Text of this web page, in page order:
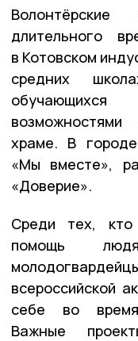
длительного
в Котовском
средних
возможностями
храме. В
«Мы вместе»,
«Доверие».
Среди тех, кто
помощь
всероссийской
себе во время
Важные